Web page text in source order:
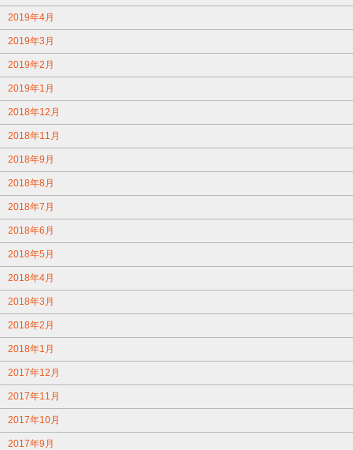
2019年4月
2019年3月
2019年2月
2019年1月
2018年12月
2018年11月
2018年9月
2018年8月
2018年7月
2018年6月
2018年5月
2018年4月
2018年3月
2018年2月
2018年1月
2017年12月
2017年11月
2017年10月
2017年9月